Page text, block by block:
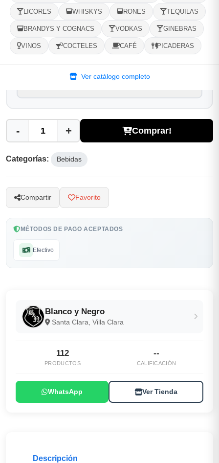
LICORES WHISKYS RONES TEQUILAS
BRANDYS Y COGNACS VODKAS GINEBRAS
VINOS COCTELES CAFÉ PICADERAS
Ver catálogo completo
Selecciona tu ubicacion
PROVINCIA
- + Comprar!
Categorías: Bebidas
Compartir Favorito
MÉTODOS DE PAGO ACEPTADOS
Efectivo
Blanco y Negro
Santa Clara, Villa Clara
112
PRODUCTOS
--
CALIFICACIÓN
WhatsApp Ver Tienda
Descripción